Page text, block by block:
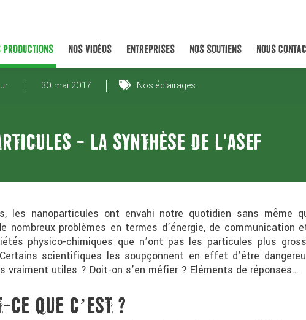
PRODUCTIONS NOS VIDÉOS ENTREPRISES NOS SOUTIENS NOUS
30 mai 2017 Nos éclairages
- LA SYNTHÈSE DE L'ASEF
les nanoparticules ont envahi notre quotidien sans même
problèmes en termes d’énergie, de communication
physico-chimiques que n’ont pas les particules plus
scientifiques les soupçonnent en effet d’être
vraiment utiles ? Doit-on s’en méfier ? Eléments de réponses…
CE QUE C’EST ?